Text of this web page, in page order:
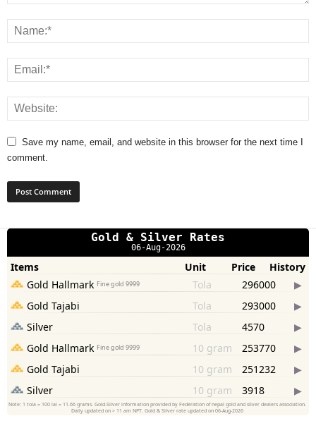
Save my name, email, and website in this browser for the next time I
comment.